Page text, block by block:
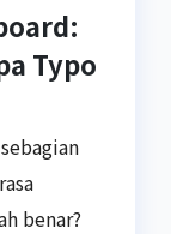
Typo
benar?